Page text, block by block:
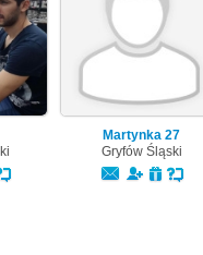
Martynka 27
Gryfów Śląski